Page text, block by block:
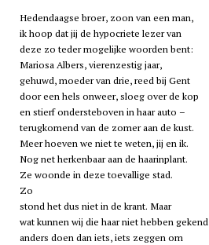
Hedendaagse broer, zoon van een man,
ik hoop dat jij de hypocriete lezer van
deze zo teder mogelijke woorden bent:
Mariosa Albers, vierenzestig jaar,
gehuwd, moeder van drie, reed bij Gent
door een hels onweer, sloeg over de kop
en stierf ondersteboven in haar auto –
terugkomend van de zomer aan de kust.
Meer hoeven we niet te weten, jij en ik.
Nog net herkenbaar aan de haarinplant.
Ze woonde in deze toevallige stad.
Zo
stond het dus niet in de krant. Maar
wat kunnen wij die haar niet hebben gekend
anders doen dan iets, iets zeggen om